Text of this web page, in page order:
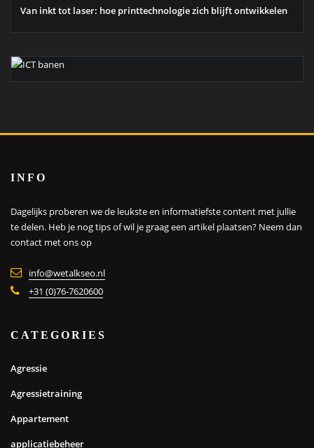
Van inkt tot laser: hoe printtechnologie zich blijft ontwikkelen
INFO
Dagelijks proberen we de leukste en informatiefste content met jullie
te delen. Heb je nog tips of wil je graag een artikel plaatsen? Neem dan
contact met ons op
info@wetalkseo.nl
+31 (0)76-7620600
CATEGORIES
Agressie
Agressietraining
Appartement
applicatiebeheer